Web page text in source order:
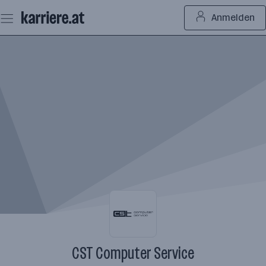
Seiteninhalt
springen
Anmelden
CST Computer Service